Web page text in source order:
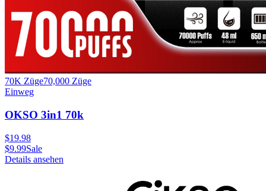
70K Züge70,000 Züge
Einweg
OKSO 3in1 70k
$19.98
$9.99Sale
Details ansehen